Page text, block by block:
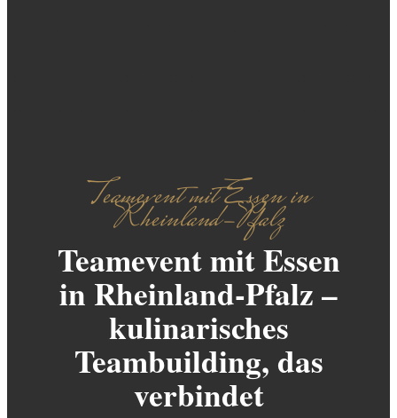
Teamevent mit Essen in
Rheinland-Pfalz
Teamevent mit Essen
in Rheinland-Pfalz –
kulinarisches
Teambuilding, das
verbindet